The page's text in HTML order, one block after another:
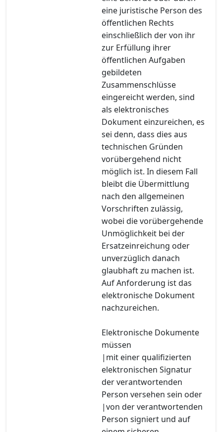
eine juristische Person des
öffentlichen Rechts
einschließlich der von ihr
zur Erfüllung ihrer
öffentlichen Aufgaben
gebildeten
Zusammenschlüsse
eingereicht werden, sind
als elektronisches
Dokument einzureichen, es
sei denn, dass dies aus
technischen Gründen
vorübergehend nicht
möglich ist. In diesem Fall
bleibt die Übermittlung
nach den allgemeinen
Vorschriften zulässig,
wobei die vorübergehende
Unmöglichkeit bei der
Ersatzeinreichung oder
unverzüglich danach
glaubhaft zu machen ist.
Auf Anforderung ist das
elektronische Dokument
nachzureichen.
Elektronische Dokumente
müssen
|mit einer qualifizierten
elektronischen Signatur
der verantwortenden
Person versehen sein oder
|von der verantwortenden
Person signiert und auf